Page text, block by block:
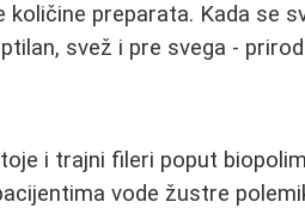
preparata. Kada se
svež i pre svega -
i trajni fileri poput
vode žustre